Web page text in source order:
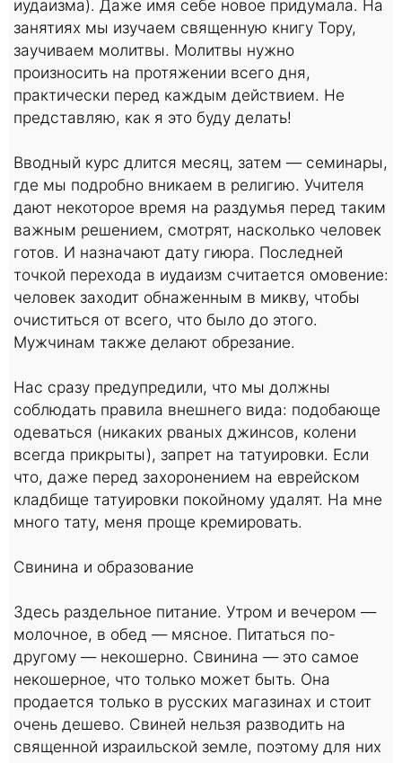
иудаизма). Даже имя себе новое придумала. На
занятиях мы изучаем священную книгу Тору,
заучиваем молитвы. Молитвы нужно
произносить на протяжении всего дня,
практически перед каждым действием. Не
представляю, как я это буду делать!
Вводный курс длится месяц, затем — семинары,
где мы подробно вникаем в религию. Учителя
дают некоторое время на раздумья перед таким
важным решением, смотрят, насколько человек
готов. И назначают дату гиюра. Последней
точкой перехода в иудаизм считается омовение:
человек заходит обнаженным в микву, чтобы
очиститься от всего, что было до этого.
Мужчинам также делают обрезание.
Нас сразу предупредили, что мы должны
соблюдать правила внешнего вида: подобающе
одеваться (никаких рваных джинсов, колени
всегда прикрыты), запрет на татуировки. Если
что, даже перед захоронением на еврейском
кладбище татуировки покойному удалят. На мне
много тату, меня проще кремировать.
Свинина и образование
Здесь раздельное питание. Утром и вечером —
молочное, в обед — мясное. Питаться по-
другому — некошерно. Свинина — это самое
некошерное, что только может быть. Она
продается только в русских магазинах и стоит
очень дешево. Свиней нельзя разводить на
священной израильской земле, поэтому для них